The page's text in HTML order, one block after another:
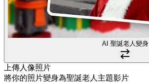
AI 聖誕老人變身
上傳人像照片
將你的照片變身為聖誕老人主題影片